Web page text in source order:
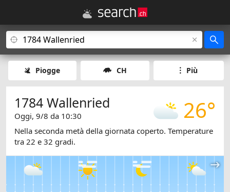
Piogge CH Più
26°
1784 Wallenried
Oggi, 9/8 da 10:30
Nella seconda metà della giornata coperto. Temperature
tra 22 e 32 gradi.